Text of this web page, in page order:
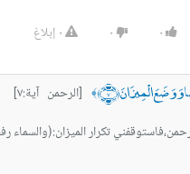
٠ ٠ ٠ إبلاغ
الْمِيزَانَ ﴿٧﴾ ﴾
[الرحمن آية:٧]
تكرار